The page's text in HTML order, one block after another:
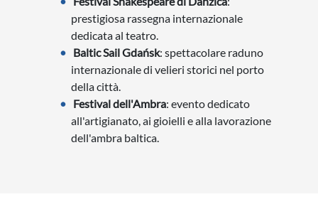
prestigiosa rassegna internazionale
dedicata al teatro.
Baltic Sail Gdańsk: spettacolare raduno
internazionale di velieri storici nel porto
della città.
Festival dell'Ambra: evento dedicato
all'artigianato, ai gioielli e alla lavorazione
dell'ambra baltica.